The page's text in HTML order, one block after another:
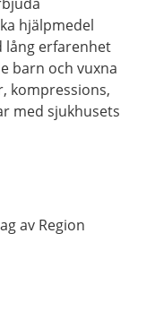
hjälpmedel
lång erfarenhet
barn och vuxna
kompressions,
med sjukhusets
av Region